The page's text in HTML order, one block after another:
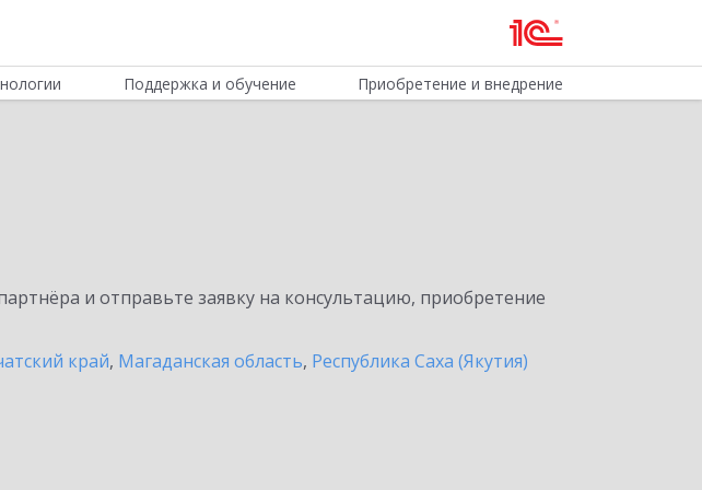
Поддержка и обучение Приобретение и внедрение
и отправьте заявку на консультацию, приобретение
край, Магаданская область, Республика Саха (Якутия)